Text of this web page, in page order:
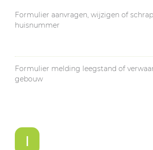
Formulier aanvragen, wijzigen of
huisnummer
Formulier melding leegstand of
gebouw
I